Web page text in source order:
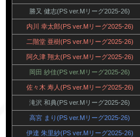
勝又 健志(PS ver.Mリーグ2025-26)
内川 幸太郎(PS ver.Mリーグ2025-26)
二階堂 亜樹(PS ver.Mリーグ2025-26)
阿久津 翔太(PS ver.Mリーグ2025-26)
岡田 紗佳(PS ver.Mリーグ2025-26)
佐々木 寿人(PS ver.Mリーグ2025-26)
滝沢 和典(PS ver.Mリーグ2025-26)
高宮 まり(PS ver.Mリーグ2025-26)
伊達 朱里紗(PS ver.Mリーグ2025-26)